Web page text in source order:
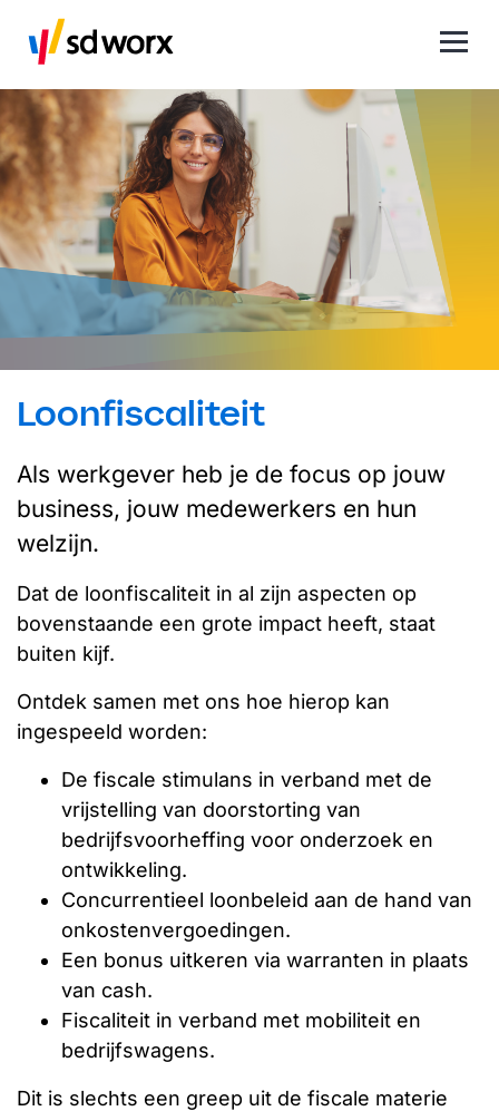
Loonfiscaliteit
Als werkgever heb je de focus op jouw
business, jouw medewerkers en hun
welzijn.
Dat de loonfiscaliteit in al zijn aspecten op
bovenstaande een grote impact heeft, staat
buiten kijf.
Ontdek samen met ons hoe hierop kan
ingespeeld worden:
De fiscale stimulans in verband met de
vrijstelling van doorstorting van
bedrijfsvoorheffing voor onderzoek en
ontwikkeling.
Concurrentieel loonbeleid aan de hand van
onkostenvergoedingen.
Een bonus uitkeren via warranten in plaats
van cash.
Fiscaliteit in verband met mobiliteit en
bedrijfswagens.
Dit is slechts een greep uit de fiscale materie